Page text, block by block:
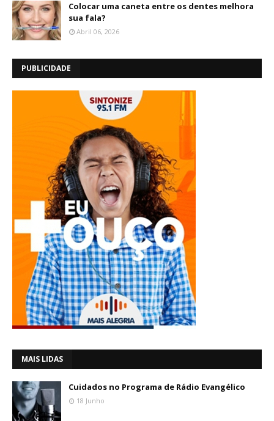
Colocar uma caneta entre os dentes melhora
sua fala?
Abril 06, 2026
PUBLICIDADE
MAIS LIDAS
Cuidados no Programa de Rádio Evangélico
18 Junho